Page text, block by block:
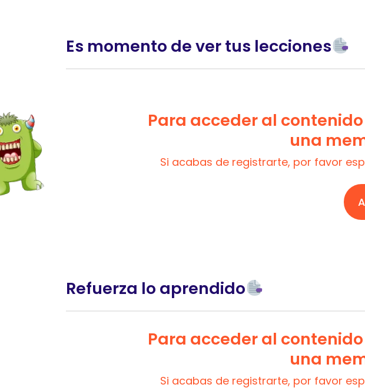
Es momento de ver tus lecciones
Para acceder al
una
Si acabas de registrarte, por favor
Refuerza lo aprendido
Para acceder al
una
Si acabas de registrarte, por favor